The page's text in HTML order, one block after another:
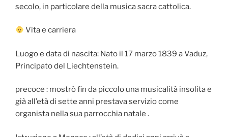
secolo, in particolare della musica sacra cattolica.
Vita e carriera
Luogo e data di nascita: Nato il 17 marzo 1839 a Vaduz,
Principato del Liechtenstein.
precoce : mostrò fin da piccolo una musicalità insolita e
già all’età di sette anni prestava servizio come
organista nella sua parrocchia natale .